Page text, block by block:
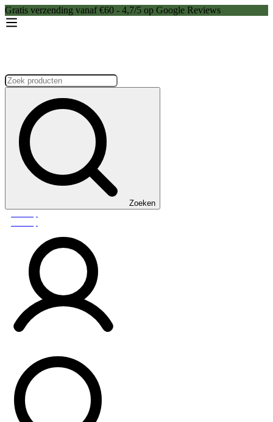
Gratis verzending vanaf €60 - 4,7/5 op Google Reviews
Zoeken:
Zoeken